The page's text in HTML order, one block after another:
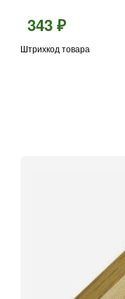
343 ₽
Штрихкод товара